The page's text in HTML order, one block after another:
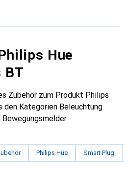
Hue
BT
Zubehör zum Produkt Philips
den Kategorien Beleuchtung
Philips Hue Smart Plug